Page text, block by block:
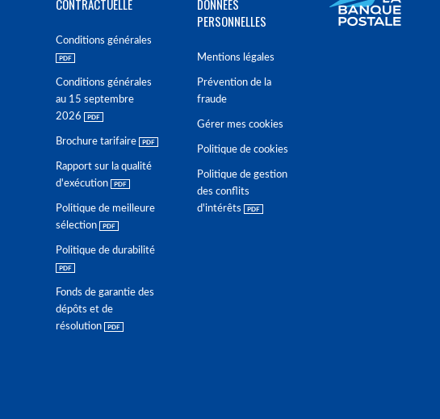
CONTRACTUELLE
Conditions générales
Conditions générales
au 15 septembre
2026
Brochure tarifaire
Rapport sur la qualité
d'exécution
Politique de meilleure
sélection
Politique de durabilité
Fonds de garantie des
dépôts et de
résolution
DONNÉES
PERSONNELLES
Mentions légales
Prévention de la
fraude
Gérer mes cookies
Politique de cookies
Politique de gestion
des conflits
d'intérêts